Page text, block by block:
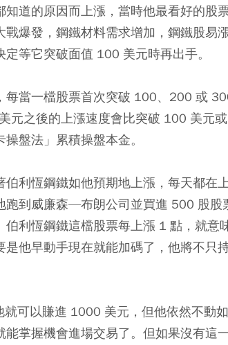
知道的原因而上漲，當時他最看好的股
戰爆發，鋼鐵材料需求增加，鋼鐵股易
等它突破面值 100 美元時再出手。
每當一檔股票首次突破 100、200 或
元之後的上漲速度會比突破 100 美元
盤法」累積操盤本金。
伯利恆鋼鐵如他預期地上漲，每天都在
跑到威廉森—布朗公司並買進 500 股股
伯利恆鋼鐵這檔股票每上漲 1 點，就
是他早動手現在就能加碼了，他將不只
可以賺進 1000 美元，但他依然不動
能掌握機會進場交易了。但如果沒有這